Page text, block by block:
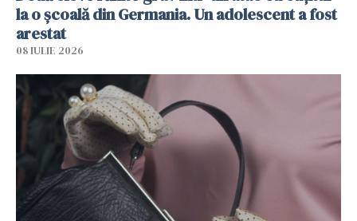
la o școală din Germania. Un adolescent a fost
arestat
08 IULIE 2026